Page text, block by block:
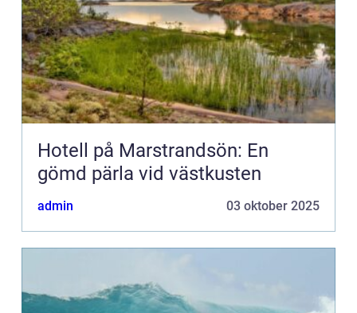
Hotell på Marstrandsön: En
gömd pärla vid västkusten
admin 03 oktober 2025